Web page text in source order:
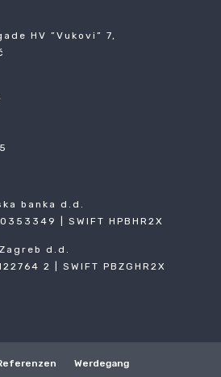
HV ”Vukovi” 7,
banka d.d.
| SWIFT HPBHR2X
d.d.
2 | SWIFT PBZGHR2X
Werdegang